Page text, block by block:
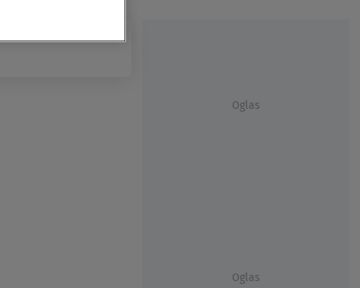
Oglas
Oglas